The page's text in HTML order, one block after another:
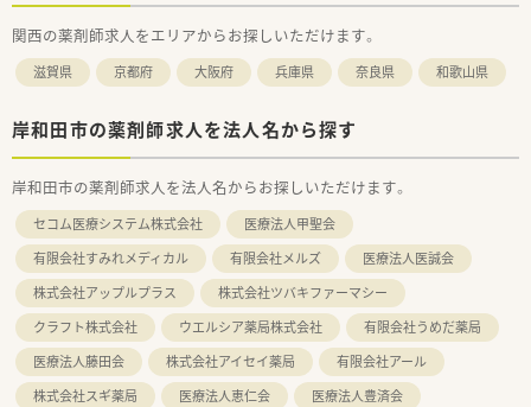
関西の薬剤師求人をエリアからお探しいただけます。
滋賀県 京都府 大阪府 兵庫県 奈良県 和歌山県
岸和田市の薬剤師求人を法人名から探す
岸和田市の薬剤師求人を法人名からお探しいただけます。
セコム医療システム株式会社
医療法人甲聖会
有限会社すみれメディカル
有限会社メルズ
医療法人医誠会
株式会社アップルプラス
株式会社ツバキファーマシー
クラフト株式会社
ウエルシア薬局株式会社
有限会社うめだ薬局
医療法人藤田会
株式会社アイセイ薬局
有限会社アール
株式会社スギ薬局
医療法人恵仁会
医療法人豊済会